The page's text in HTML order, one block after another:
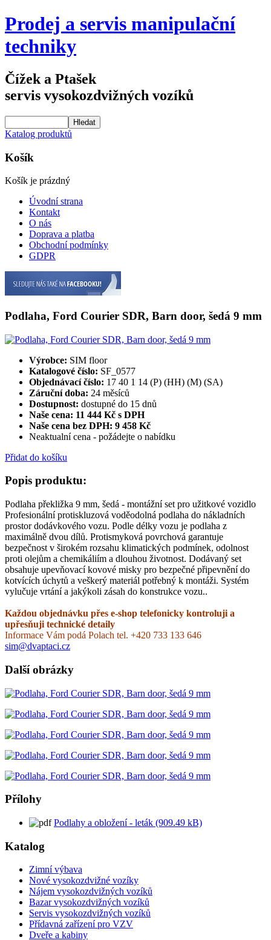
Prodej a servis manipulační
techniky
Čížek a Ptašek
servis vysokozdvižných vozíků
Katalog produktů
Košík
Košík je prázdný
Úvodní strana
Kontakt
O nás
Doprava a platba
Obchodní podmínky
GDPR
Podlaha, Ford Courier SDR, Barn door, šedá 9 mm
Výrobce: SIM floor
Katalogové číslo: SF_0577
Objednávací číslo: 17 40 1 14 (P) (HH) (M) (SA)
Záruční doba: 24 měsíců
Dostupnost: dostupné do 15 dnů
Naše cena: 11 444 Kč s DPH
Naše cena bez DPH: 9 458 Kč
Neaktualní cena - požádejte o nabídku
Přidat do košíku
Popis produktu:
Podlaha překližka 9 mm, šedá - montážní set pro užitkové vozidlo
Profesionální protiskluzová voděodolná podlaha do nákladních
prostor dodávkového vozu. Podle délky vozu je podlaha z
maximálně dvou dílů. Protismyková povrchová garantuje
bezpečnost v širokém rozsahu klimatických podmínek, odolnost
proti olejům a chemikáliím a dlouhou životnost. Dodávaný set
obsahuje upevňovací kovové misky pro bezpečné připevnění do
kotvících úchytů a veškerý materiál potřebný k montáži. Systém
vylučuje vrtání a jakýkoli zásah do konstrukce vozu..
Každou objednávku přes e-shop telefonicky kontroluji a
upřesňuji technické detaily
Informace Vám podá Polach tel. +420 733 133 646
sim@dvaptaci.cz
Další obrázky
Přílohy
Podlahy a obložení - leták (909.49 kB)
Katalog
Zimní výbava
Nové vysokozdvižné vozíky
Nájem vysokozdvižných vozíků
Bazar vysokozdvižných vozíků
Servis vysokozdvižných vozíků
Přídavná zařízení pro VZV
Dveře a kabiny